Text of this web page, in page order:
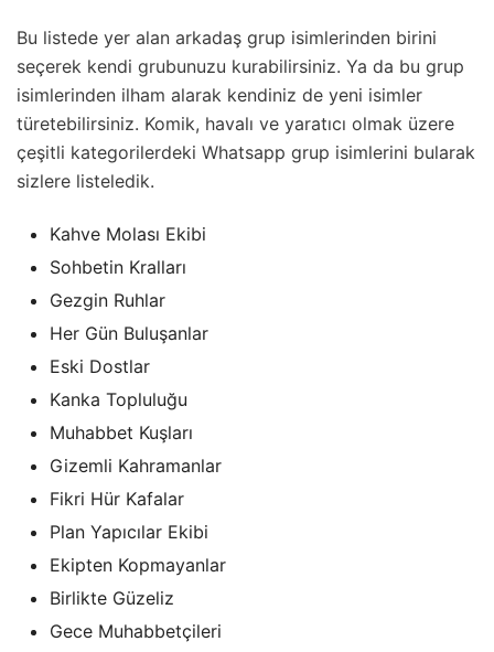
Bu listede yer alan arkadaş grup isimlerinden birini
seçerek kendi grubunuzu kurabilirsiniz. Ya da bu grup
isimlerinden ilham alarak kendiniz de yeni isimler
türetebilirsiniz. Komik, havalı ve yaratıcı olmak üzere
çeşitli kategorilerdeki Whatsapp grup isimlerini bularak
sizlere listeledik.
Kahve Molası Ekibi
Sohbetin Kralları
Gezgin Ruhlar
Her Gün Buluşanlar
Eski Dostlar
Kanka Topluluğu
Muhabbet Kuşları
Gizemli Kahramanlar
Fikri Hür Kafalar
Plan Yapıcılar Ekibi
Ekipten Kopmayanlar
Birlikte Güzeliz
Gece Muhabbetçileri